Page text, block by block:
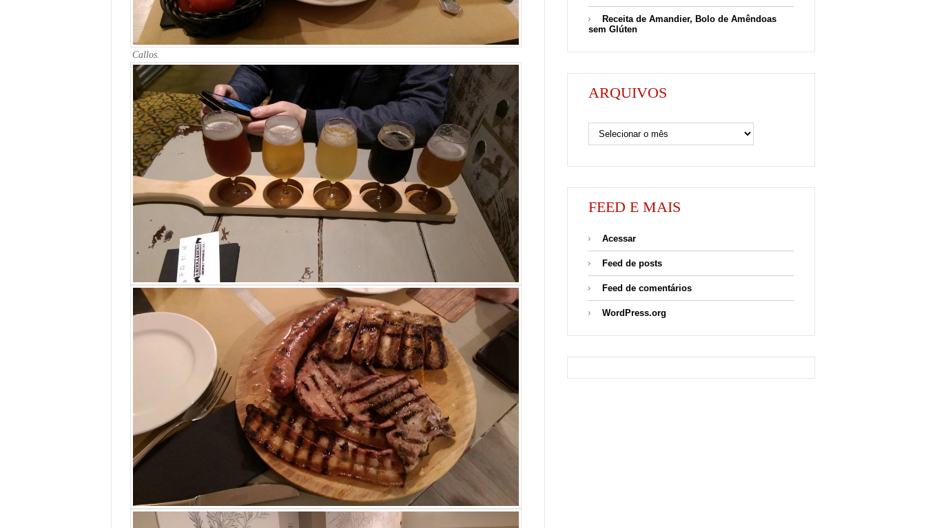
Callos.
Receita de Amandier, Bolo de Amêndoas
sem Glúten
ARQUIVOS
FEED E MAIS
Acessar
Feed de posts
Feed de comentários
WordPress.org